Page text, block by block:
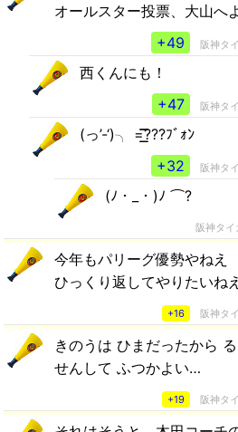
オールスター投票、大山へ
+49
阪神タ
西くんにも！
+47
阪神タ
(っ’-‘)╮ =͟͟͞͞???ﾌﾞｫﾝ
+32
阪神タ
(ﾉ・_・)ﾉ ⌒?
阪神タイ
今年もパリーグ優勢やねえ
ひっくり返してやりたいねえ
+16 阪神タ
きのうは ひまだったから
せんして ふつかよい…
+19 阪神タ